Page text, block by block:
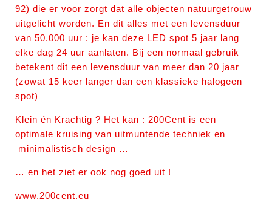
92) die er voor zorgt dat alle objecten natuurgetrouw
uitgelicht worden. En dit alles met een levensduur
van 50.000 uur : je kan deze LED spot 5 jaar lang
elke dag 24 uur aanlaten. Bij een normaal gebruik
betekent dit een levensduur van meer dan 20 jaar
(zowat 15 keer langer dan een klassieke halogeen
spot)
Klein én Krachtig ? Het kan : 200Cent is een
optimale kruising van uitmuntende techniek en
minimalistisch design …
… en het ziet er ook nog goed uit !
www.200cent.eu